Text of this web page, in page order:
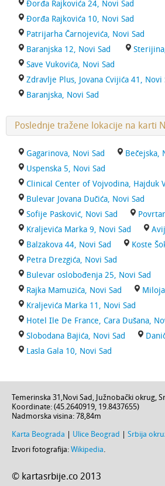
Đorđa Rajkovića 24, Novi Sad
Đorđa Rajkovića 10, Novi Sad
Patrijarha Čarnojevića, Novi Sad
Baranjska 12, Novi Sad
Save Vukovića, Novi Sad
Zdravlje Plus, Jovana Cvijića 41, Novi
Baranjska, Novi Sad
Poslednje tražene lokacije na karti
Gagarinova, Novi Sad
Bečejska,
Uspenska 5, Novi Sad
Clinical Center of Vojvodina, Hajduk
Bulevar Jovana Dučića, Novi Sad
Sofije Pasković, Novi Sad
Kraljevića Marka 9, Novi Sad
Balzakova 44, Novi Sad
Koste
Petra Drezgića, Novi Sad
Bulevar oslobođenja 25, Novi Sad
Rajka Mamuzića, Novi Sad
Kraljevića Marka 11, Novi Sad
Hotel Ile De France, Cara Dušana,
Slobodana Bajića, Novi Sad
Lasla Gala 10, Novi Sad
Temerinska 31 ,Novi Sad, Južnobački okrug,
Koordinate: (45.2640919, 19.8437655)
Nadmorska visina: 78,84m
Karta Beograda Ulice Beograd
Srbija
Izvori fotografija: Wikipedia.
© kartasrbije.co 2013